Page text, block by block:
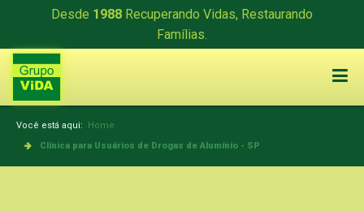
Desde 1988 Recuperando Vidas, Restaurando
Famílias.
Você está aqui: Home
Clínica para Usuários de Drogas de Alumínio - SP